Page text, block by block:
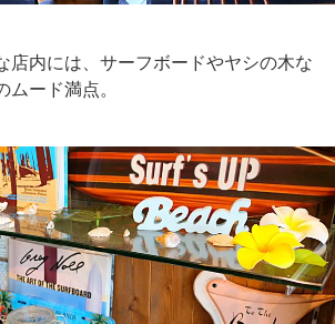
店内には、サーフボードやヤシの木な
ード満点。